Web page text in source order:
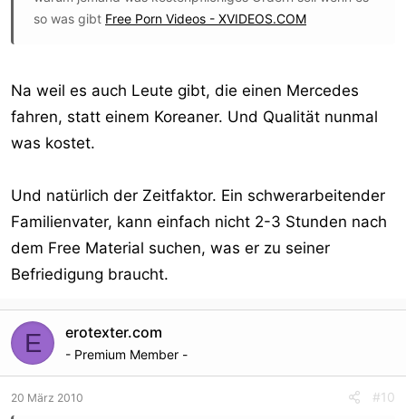
so was gibt Free Porn Videos - XVIDEOS.COM
Na weil es auch Leute gibt, die einen Mercedes
fahren, statt einem Koreaner. Und Qualität nunmal
was kostet.
Und natürlich der Zeitfaktor. Ein schwerarbeitender
Familienvater, kann einfach nicht 2-3 Stunden nach
dem Free Material suchen, was er zu seiner
Befriedigung braucht.
E erotexter.com
- Premium Member -
20 März 2010 #10